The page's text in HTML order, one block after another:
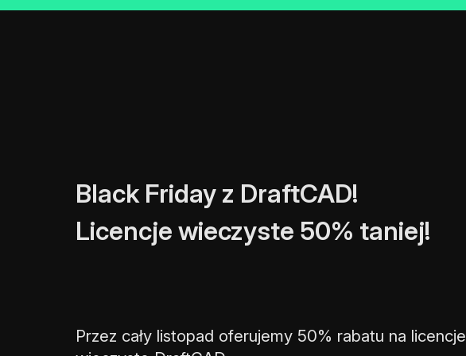
Black Friday z DraftCAD!
Licencje wieczyste 50% taniej!
Przez cały listopad oferujemy 50% rabatu na licencje